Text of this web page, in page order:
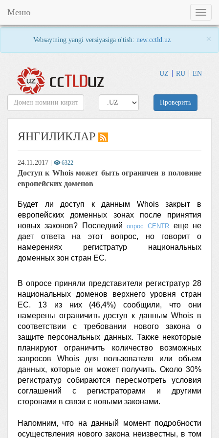
Vebsaytning yangi versiyasiga o'tish: new.cctld.uz ×
UZ RU EN
Toggle
Меню
Проверить
ЯНГИЛИКЛАР
24.11.2017 6322
Доступ к Whois может быть ограничен в половине
европейских доменов
Будет ли доступ к данным Whois закрыт в
европейских доменных зонах после принятия
новых законов? Последний
опрос CENTR
еще не
дает ответа на этот вопрос, но говорит о
намерениях регистратур национальных
доменных зон стран ЕС.
В опросе приняли представители регистратур 28
национальных доменов верхнего уровня стран
ЕС. 13 из них (46,4%) сообщили, что они
намерены ограничить доступ к данным Whois в
соответствии с требовании нового закона о
защите персональных данных. Также некоторые
планируют ограничить количество возможных
запросов Whois для пользователя или объем
данных, которые он может получить. Около 30%
регистратур собираются пересмотреть условия
соглашений с регистраторами и другими
сторонами в связи с новыми законами.
Напомним, что на данный момент подробности
осуществления нового закона неизвестны, в том